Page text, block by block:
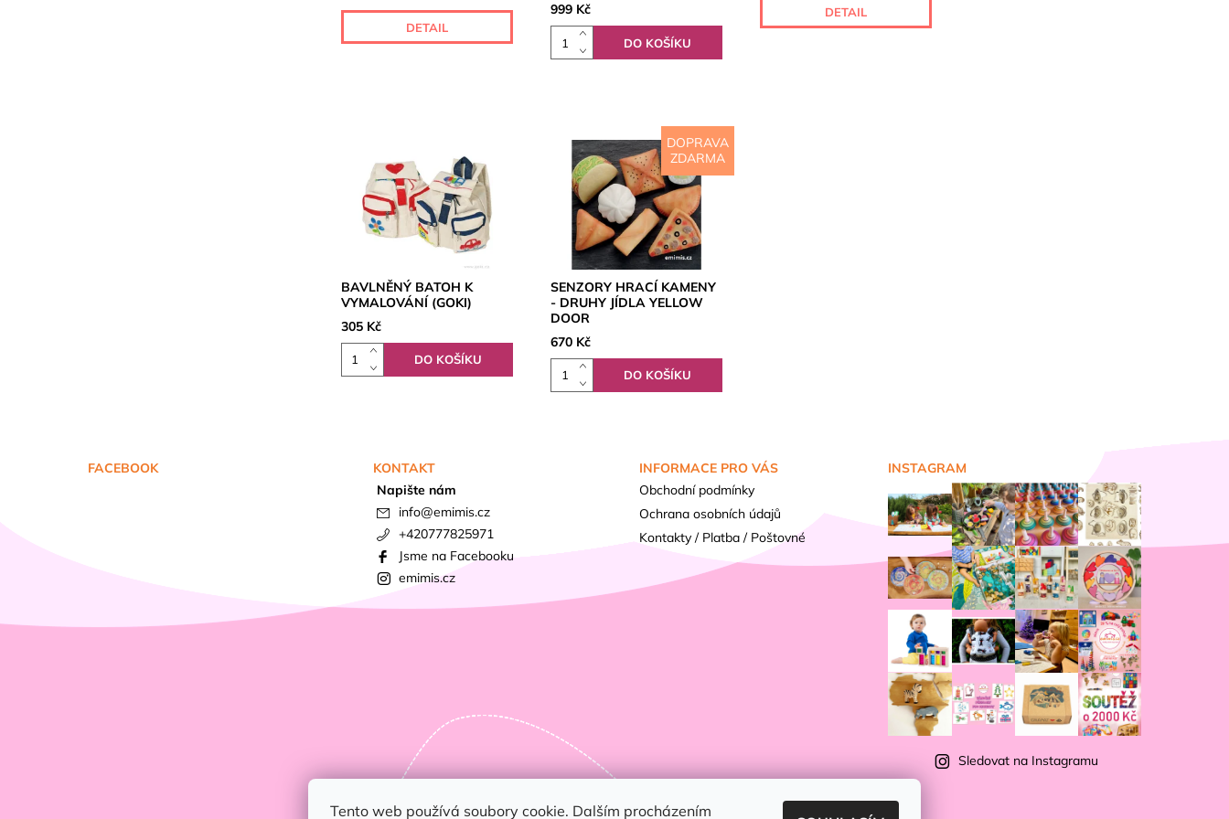
DETAIL
999 Kč DETAIL
BAVLNĚNÝ BATOH K
VYMALOVÁNÍ (GOKI)
305 Kč
DOPRAVA
ZDARMA
SENZORY HRACÍ KAMENY
- DRUHY JÍDLA YELLOW
DOOR
670 Kč
FACEBOOK
KONTAKT
Napište nám
info@emimis.cz
+420777825971
Jsme na Facebooku
emimis.cz
INFORMACE PRO VÁS
Obchodní podmínky
Ochrana osobních údajů
Kontakty / Platba / Poštovné
INSTAGRAM
Sledovat na Instagramu
Tento web používá soubory cookie. Dalším procházením